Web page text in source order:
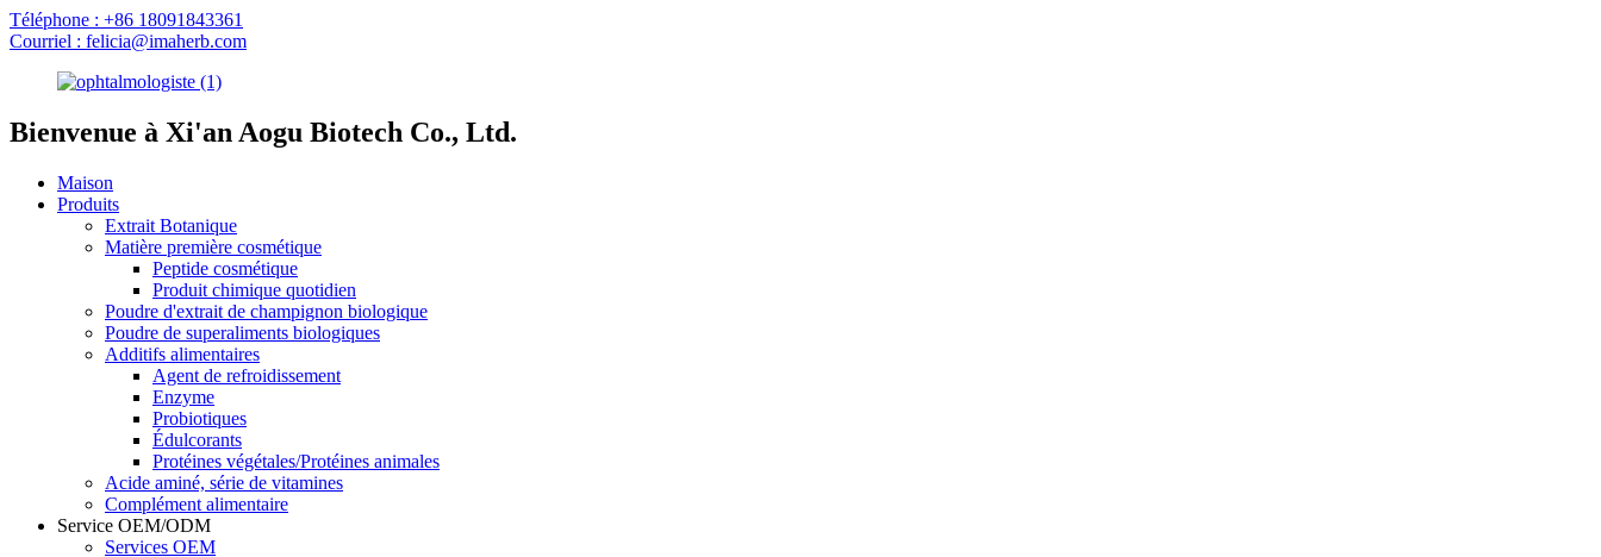
Téléphone : +86 18091843361
Courriel : felicia@imaherb.com
Bienvenue à Xi'an Aogu Biotech Co., Ltd.
Maison
Produits
Extrait Botanique
Matière première cosmétique
Peptide cosmétique
Produit chimique quotidien
Poudre d'extrait de champignon biologique
Poudre de superaliments biologiques
Additifs alimentaires
Agent de refroidissement
Enzyme
Probiotiques
Édulcorants
Protéines végétales/Protéines animales
Acide aminé, série de vitamines
Complément alimentaire
Service OEM/ODM
Services OEM